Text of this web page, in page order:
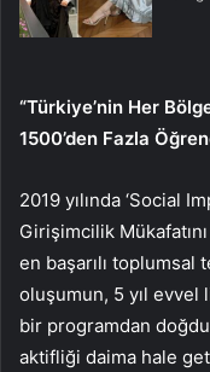
“Türkiye’nin Her
1500’den Fazla
2019 yılında ‘Social
Girişimcilik
en başarılı
oluşumun, 5 yıl
bir programdan
aktifliği daima hale